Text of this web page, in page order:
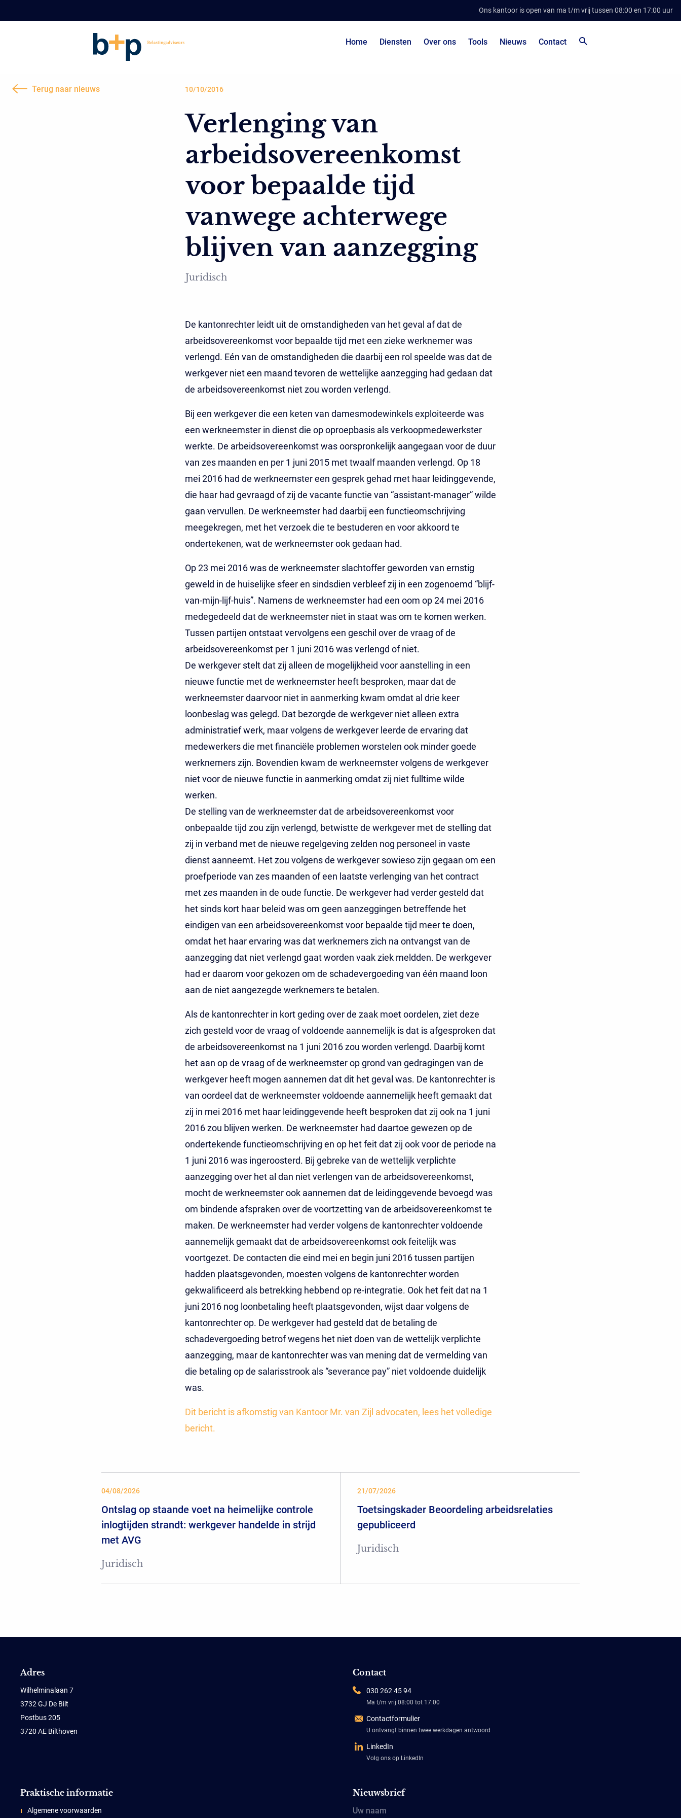
Ons kantoor is open van ma t/m vrij tussen 08:00 en 17:00 uur
Home Diensten Over ons Tools Nieuws Contact
Terug naar nieuws 10/10/2016
Verlenging van
arbeidsovereenkomst
voor bepaalde tijd
vanwege achterwege
blijven van aanzegging
Juridisch
De kantonrechter leidt uit de omstandigheden van het geval af dat de
arbeidsovereenkomst voor bepaalde tijd met een zieke werknemer was
verlengd. Eén van de omstandigheden die daarbij een rol speelde was dat de
werkgever niet een maand tevoren de wettelijke aanzegging had gedaan dat
de arbeidsovereenkomst niet zou worden verlengd.
Bij een werkgever die een keten van damesmodewinkels exploiteerde was
een werkneemster in dienst die op oproepbasis als verkoopmedewerkster
werkte. De arbeidsovereenkomst was oorspronkelijk aangegaan voor de duur
van zes maanden en per 1 juni 2015 met twaalf maanden verlengd. Op 18
mei 2016 had de werkneemster een gesprek gehad met haar leidinggevende,
die haar had gevraagd of zij de vacante functie van “assistant-manager” wilde
gaan vervullen. De werkneemster had daarbij een functieomschrijving
meegekregen, met het verzoek die te bestuderen en voor akkoord te
ondertekenen, wat de werkneemster ook gedaan had.
Op 23 mei 2016 was de werkneemster slachtoffer geworden van ernstig
geweld in de huiselijke sfeer en sindsdien verbleef zij in een zogenoemd “blijf-
van-mijn-lijf-huis”. Namens de werkneemster had een oom op 24 mei 2016
medegedeeld dat de werkneemster niet in staat was om te komen werken.
Tussen partijen ontstaat vervolgens een geschil over de vraag of de
arbeidsovereenkomst per 1 juni 2016 was verlengd of niet.
De werkgever stelt dat zij alleen de mogelijkheid voor aanstelling in een
nieuwe functie met de werkneemster heeft besproken, maar dat de
werkneemster daarvoor niet in aanmerking kwam omdat al drie keer
loonbeslag was gelegd. Dat bezorgde de werkgever niet alleen extra
administratief werk, maar volgens de werkgever leerde de ervaring dat
medewerkers die met financiële problemen worstelen ook minder goede
werknemers zijn. Bovendien kwam de werkneemster volgens de werkgever
niet voor de nieuwe functie in aanmerking omdat zij niet fulltime wilde
werken.
De stelling van de werkneemster dat de arbeidsovereenkomst voor
onbepaalde tijd zou zijn verlengd, betwistte de werkgever met de stelling dat
zij in verband met de nieuwe regelgeving zelden nog personeel in vaste
dienst aanneemt. Het zou volgens de werkgever sowieso zijn gegaan om een
proefperiode van zes maanden of een laatste verlenging van het contract
met zes maanden in de oude functie. De werkgever had verder gesteld dat
het sinds kort haar beleid was om geen aanzeggingen betreffende het
eindigen van een arbeidsovereenkomst voor bepaalde tijd meer te doen,
omdat het haar ervaring was dat werknemers zich na ontvangst van de
aanzegging dat niet verlengd gaat worden vaak ziek meldden. De werkgever
had er daarom voor gekozen om de schadevergoeding van één maand loon
aan de niet aangezegde werknemers te betalen.
Als de kantonrechter in kort geding over de zaak moet oordelen, ziet deze
zich gesteld voor de vraag of voldoende aannemelijk is dat is afgesproken dat
de arbeidsovereenkomst na 1 juni 2016 zou worden verlengd. Daarbij komt
het aan op de vraag of de werkneemster op grond van gedragingen van de
werkgever heeft mogen aannemen dat dit het geval was. De kantonrechter is
van oordeel dat de werkneemster voldoende aannemelijk heeft gemaakt dat
zij in mei 2016 met haar leidinggevende heeft besproken dat zij ook na 1 juni
2016 zou blijven werken. De werkneemster had daartoe gewezen op de
ondertekende functieomschrijving en op het feit dat zij ook voor de periode na
1 juni 2016 was ingeroosterd. Bij gebreke van de wettelijk verplichte
aanzegging over het al dan niet verlengen van de arbeidsovereenkomst,
mocht de werkneemster ook aannemen dat de leidinggevende bevoegd was
om bindende afspraken over de voortzetting van de arbeidsovereenkomst te
maken. De werkneemster had verder volgens de kantonrechter voldoende
aannemelijk gemaakt dat de arbeidsovereenkomst ook feitelijk was
voortgezet. De contacten die eind mei en begin juni 2016 tussen partijen
hadden plaatsgevonden, moesten volgens de kantonrechter worden
gekwalificeerd als betrekking hebbend op re-integratie. Ook het feit dat na 1
juni 2016 nog loonbetaling heeft plaatsgevonden, wijst daar volgens de
kantonrechter op. De werkgever had gesteld dat de betaling de
schadevergoeding betrof wegens het niet doen van de wettelijk verplichte
aanzegging, maar de kantonrechter was van mening dat de vermelding van
die betaling op de salarisstrook als “severance pay” niet voldoende duidelijk
was.
Dit bericht is afkomstig van Kantoor Mr. van Zijl advocaten, lees het volledige
bericht.
04/08/2026
Ontslag op staande voet na heimelijke controle
inlogtijden strandt: werkgever handelde in strijd
met AVG
Juridisch
21/07/2026
Toetsingskader Beoordeling arbeidsrelaties
gepubliceerd
Juridisch
Adres
Wilhelminalaan 7
3732 GJ De Bilt
Postbus 205
3720 AE Bilthoven
Contact
030 262 45 94
Ma t/m vrij 08:00 tot 17:00
Contactformulier
U ontvangt binnen twee werkdagen antwoord
LinkedIn
Volg ons op LinkedIn
Praktische informatie
Algemene voorwaarden
Nieuwsbrief
Uw naam